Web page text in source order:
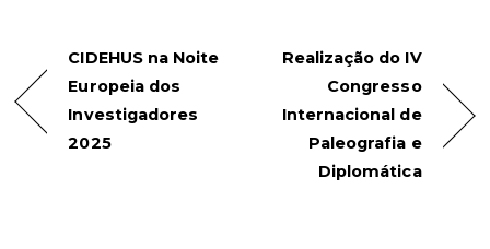
CIDEHUS na Noite
Europeia dos
Investigadores
2025
Realização do IV
Congresso
Internacional de
Paleografia e
Diplomática